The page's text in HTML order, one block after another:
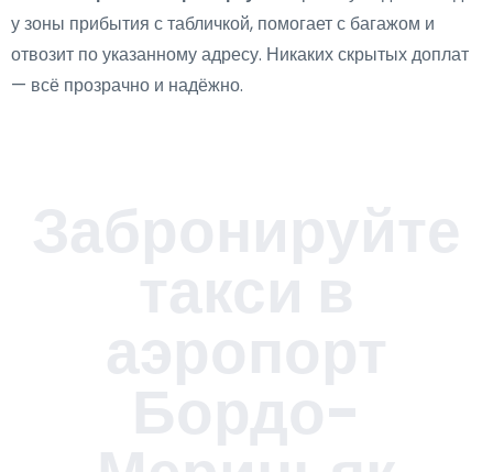
у зоны прибытия с табличкой, помогает с багажом и
отвозит по указанному адресу. Никаких скрытых доплат
— всё прозрачно и надёжно.